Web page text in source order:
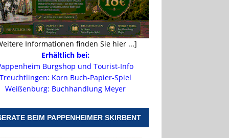
Informationen finden Sie hier ...]
Erhältlich bei:
Burgshop und Tourist-Info
Treuchtlingen: Korn Buch-Papier-Spiel
Weißenburg: Buchhandlung Meyer
BEIM PAPPENHEIMER SKIRBENT